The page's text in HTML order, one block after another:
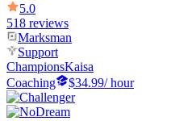
5.0
518 reviews
Marksman
Support
ChampionsKaisa
Coaching
$34.99/ hour